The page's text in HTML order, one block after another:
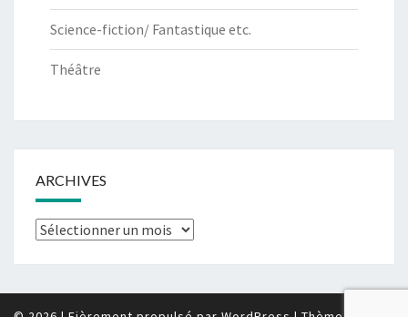
Science-fiction/ Fantastique etc.
Théâtre
ARCHIVES
Archives